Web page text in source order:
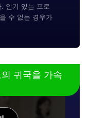
인기 있는 프로
수 없는 경우가
귀국을 가속